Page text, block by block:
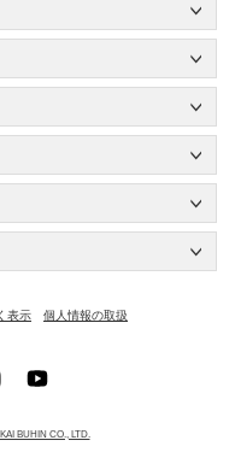
表示 個人情報の取扱
BUHIN CO., LTD.